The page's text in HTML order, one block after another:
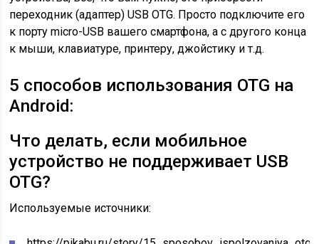
переходник (адаптер) USB OTG. Просто подключите его
к порту micro-USB вашего смартфона, а с другого конца
к мыши, клавиатуре, принтеру, джойстику и т.д.
5 способов использования OTG на
Android:
Что делать, если мобильное
устройство не поддерживает USB
OTG?
Используемые источники: